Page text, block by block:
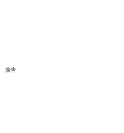
廣告